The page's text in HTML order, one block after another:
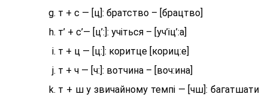
т + с — [ц]: братство – [брaцтво]
т’ + с’— [ц’:]: учіться – [уч’іц’:a]
т + ц — [ц:]: коритце [кориц:е]
т + ч — [ч:]: вотчина – [вoч:ина]
т + ш у звичайному темпі — [чш]: багатшати